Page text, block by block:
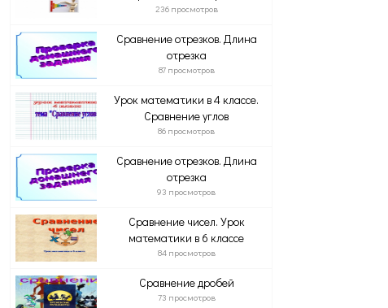
236 просмотров
Сравнение отрезков. Длина
отрезка
87 просмотров
Урок математики в 4 классе.
Сравнение углов
86 просмотров
Сравнение отрезков. Длина
отрезка
93 просмотров
Сравнение чисел. Урок
математики в 6 классе
84 просмотров
Сравнение дробей
73 просмотров